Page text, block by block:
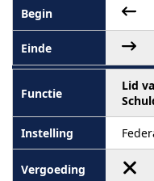
Lid